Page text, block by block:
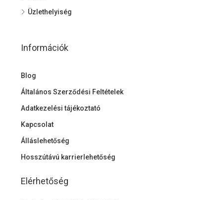
Üzlethelyiség
Információk
Blog
Általános Szerződési Feltételek
Adatkezelési tájékoztató
Kapcsolat
Álláslehetőség
Hosszútávú karrierlehetőség
Elérhetőség